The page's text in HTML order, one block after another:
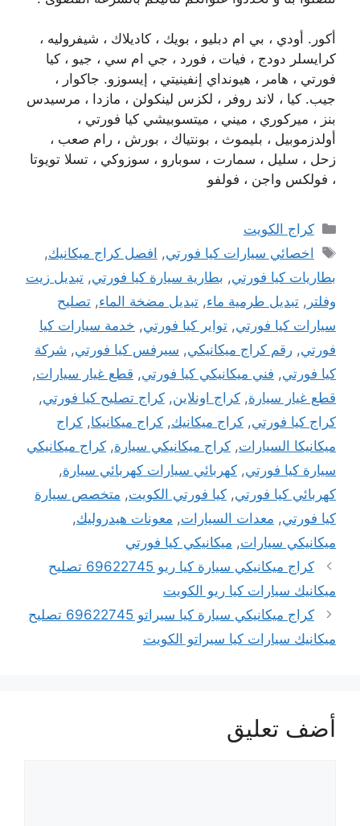
أكور. أودي ، بي ام دبليو ، بويك ، كاديلاك ، شيفروليه ،
كرايسلر دودج ، فيات ، فورد ، جي ام سي ، جيو ، كيا
فورتي ، هامر ، هيونداي إنفينيتي ، إيسوزو. جاكوار ،
جيب. كيا ، لاند روفر ، لكزس لينكولن ، مازدا ، مرسيدس
بنز ، ميركوري ، ميني ، ميتسوبيشي كيا فورتي ،
أولدزموبيل ، بليموث ، بونتياك ، بورش ، رام صعب ،
زحل ، سليل ، سمارت ، سوبارو ، سوزوكي ، تسلا تويوتا
، فولكس واجن ، فولفو
التصنيفات
كراج الكويت
الوسوم
اخصائي سيارات كيا فورتي, افصل كراج ميكانيك,
بطاريات كيا فورتي, بطارية سيارة كيا فورتي, تبديل زيت
وفلتر , تبديل طرمية ماء, تبديل مضخة الماء, تصليح
سيارات كيا فورتي, تواير كيا فورتي, خدمة سيارات كيا
فورتي, رقم كراج ميكانيكي, سيرفس كيا فورتي, شركة
كيا فورتي, فني ميكانيكي كيا فورتي, قطع غيار سيارات,
قطع غيار سيارة, كراج اونلاين, كراج تصليح كيا فورتي,
كراج كيا فورتي, كراج ميكانيك, كراج ميكانيكا, كراج
ميكانيكا السيارات, كراج ميكانيكي سيارة, كراج ميكانيكي
سيارة كيا فورتي, كهربائي سيارات كهربائي سيارة,
كهربائي كيا فورتي, كيا فورتي الكويت, متخصص سيارة
كيا فورتي, معدات السيارات, معونات هيدروليك,
ميكانيكي سيارات, ميكانيكي كيا فورتي
كراج ميكانيكي سيارة كيا ريو 69622745 تصليح
ميكانيك سيارات كيا ريو الكويت
كراج ميكانيكي سيارة كيا سيراتو 69622745 تصليح
ميكانيك سيارات كيا سيراتو الكويت
أضف تعليق